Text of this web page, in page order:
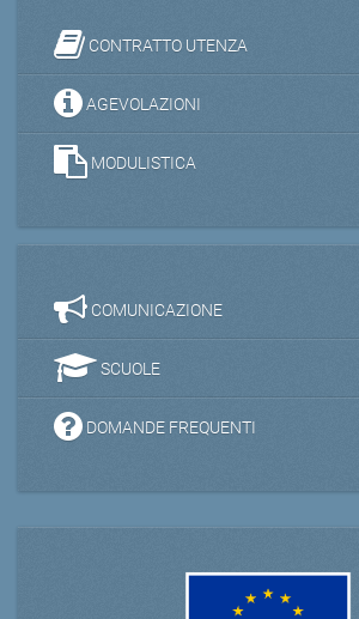
CONTRATTO UTENZA
AGEVOLAZIONI
MODULISTICA
COMUNICAZIONE
SCUOLE
DOMANDE FREQUENTI